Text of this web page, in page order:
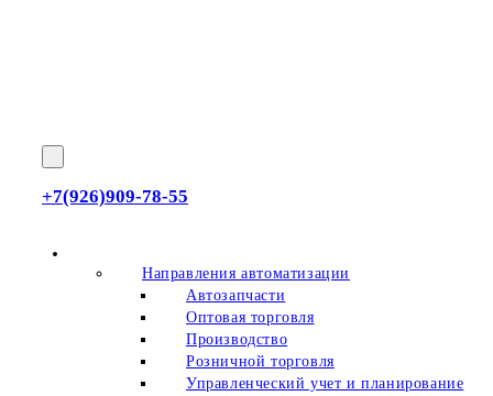
+7(926)909-78-55
Направления автоматизации
Автозапчасти
Оптовая торговля
Производство
Розничной торговля
Управленческий учет и планирование